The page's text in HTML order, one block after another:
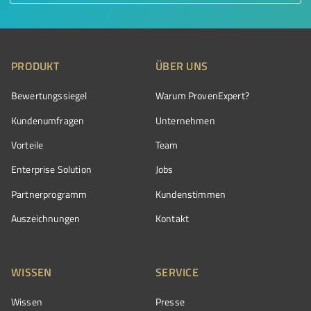
PRODUKT
Bewertungssiegel
Kundenumfragen
Vorteile
Enterprise Solution
Partnerprogramm
Auszeichnungen
ÜBER UNS
Warum ProvenExpert?
Unternehmen
Team
Jobs
Kundenstimmen
Kontakt
WISSEN
Wissen
SERVICE
Presse